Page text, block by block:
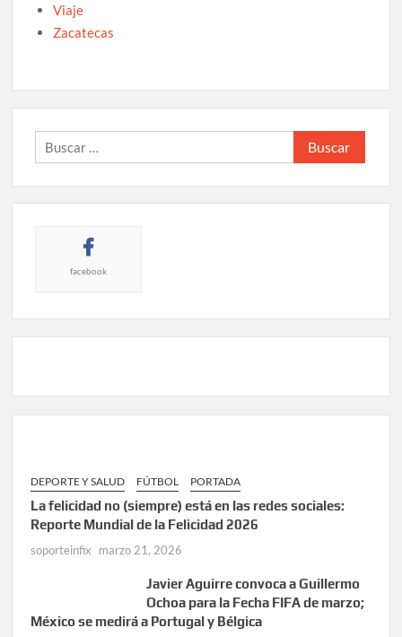
Viaje
Zacatecas
Buscar:
facebook
DEPORTE Y SALUD FÚTBOL PORTADA
La felicidad no (siempre) está en las redes sociales:
Reporte Mundial de la Felicidad 2026
soporteinfix marzo 21, 2026
Javier Aguirre convoca a Guillermo
Ochoa para la Fecha FIFA de marzo;
México se medirá a Portugal y Bélgica